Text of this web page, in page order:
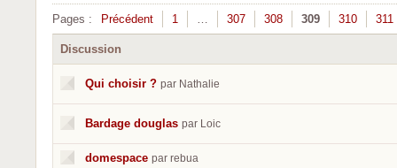
Pages : Précédent 1 … 307 308 309 310 311
Discussion
Qui choisir ? par Nathalie
Bardage douglas par Loic
domespace par rebua